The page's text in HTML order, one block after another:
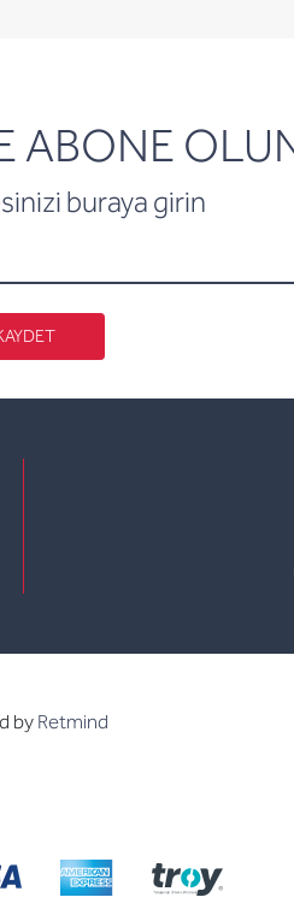
ABONE
buraya girin
newsletter
by Retmind